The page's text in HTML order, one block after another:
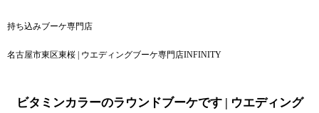
持ち込みブーケ専門店
名古屋市東区東桜 | ウエディングブーケ専門店INFINITY
ビタミンカラーのラウンドブーケです | ウエディング